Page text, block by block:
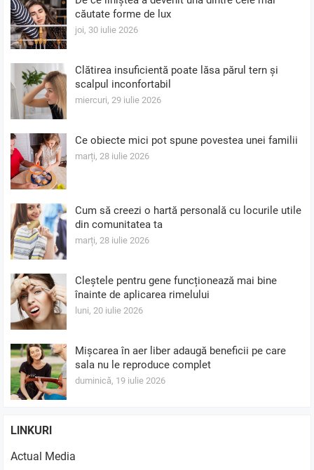
căutate forme de lux
joi, 30 iulie 2026
Clătirea insuficientă poate lăsa părul tern și
scalpul inconfortabil
miercuri, 29 iulie 2026
Ce obiecte mici pot spune povestea unei familii
marți, 28 iulie 2026
Cum să creezi o hartă personală cu locurile utile
din comunitatea ta
marți, 28 iulie 2026
Cleștele pentru gene funcționează mai bine
înainte de aplicarea rimelului
luni, 20 iulie 2026
Mișcarea în aer liber adaugă beneficii pe care
sala nu le reproduce complet
duminică, 19 iulie 2026
LINKURI
Actual Media